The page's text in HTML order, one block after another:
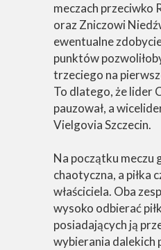
meczach przeciwko
oraz Zniczowi
ewentualne
punktów
trzeciego na
To dlatego, że lider
pauzował, a
Vielgovia Szczecin.
Na początku meczu
chaotyczna, a piłka
właściciela. Oba
wysoko odbierać
posiadających ją
wybierania dalekich